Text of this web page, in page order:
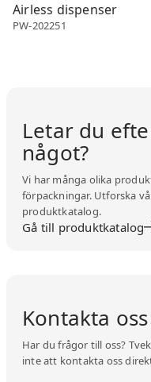
Airless dispenser
PW-202251
Letar du
något?
Vi har många olika
förpackningar. Utforska
produktkatalog.
Gå till produktkatalog
Kontakta oss
Har du frågor till oss?
inte att kontakta oss